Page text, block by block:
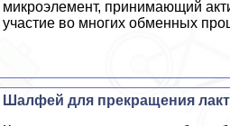
микроэлемент, принимающий
участие во многих обменных
Шалфей для прекращения